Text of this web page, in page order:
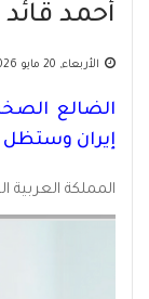
أحمد قائد
الأربعاء, 20 مايو 2026 - 10:28 م
الضالع
إيران وستظل
المملكة